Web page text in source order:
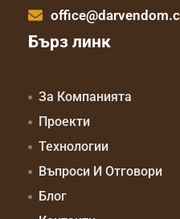
Бърз линк
За Компанията
Проекти
Технологии
Въпроси И Отговори
Блог